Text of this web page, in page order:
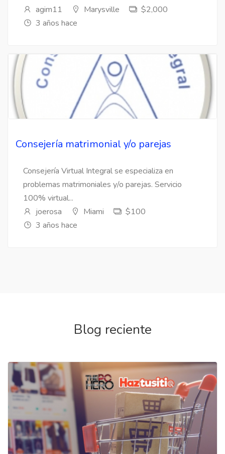
agim11
Marysville
$2,000
3 años hace
Consejería matrimonial y/o parejas
Consejería Virtual Integral se especializa en
problemas matrimoniales y/o parejas. Servicio
100% virtual...
joerosa
Miami
$100
3 años hace
Blog reciente